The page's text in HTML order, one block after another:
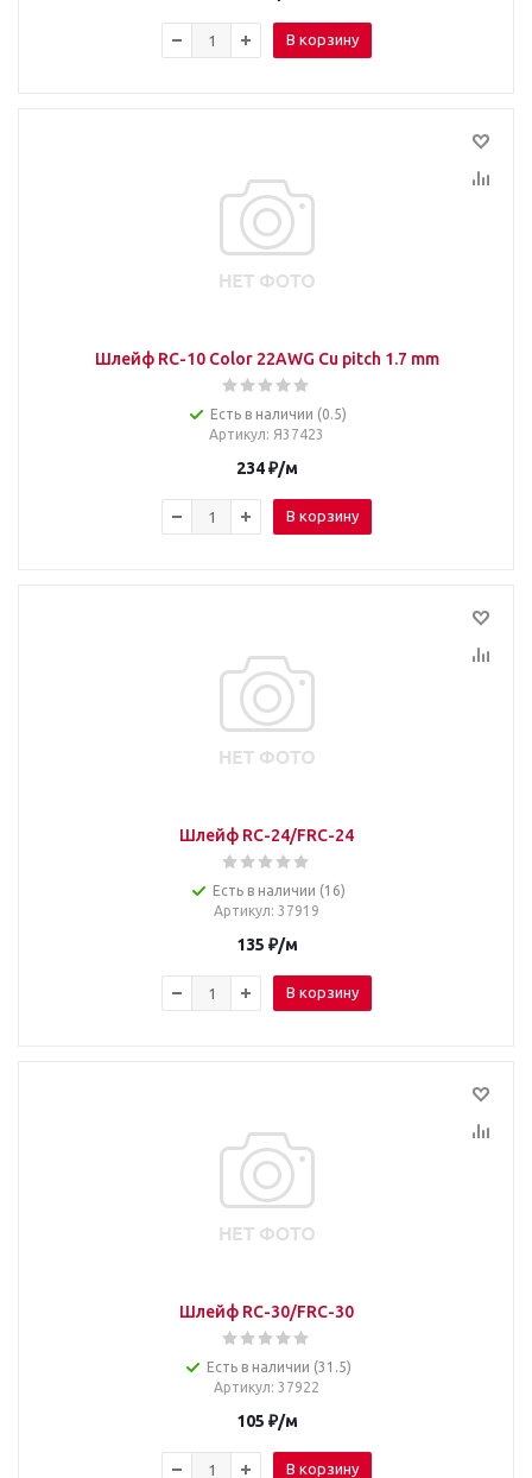
В корзину
Шлейф RC-10 Color 22AWG Cu pitch 1.7 mm
Есть в наличии (0.5)
Артикул: Я37423
234₽/м
В корзину
Шлейф RC-24/FRC-24
Есть в наличии (16)
Артикул: 37919
135 ₽/м
В корзину
Шлейф RC-30/FRC-30
Есть в наличии (31.5)
Артикул: 37922
105 ₽/м
В корзину